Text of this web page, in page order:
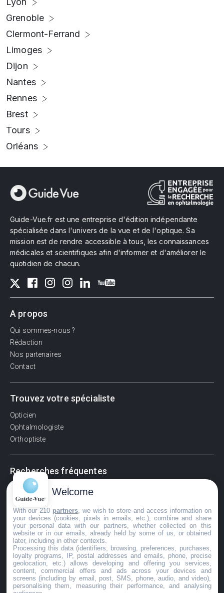
Grenoble
Clermont-Ferrand
Limoges
Dijon
Nantes
Rennes
Brest
Tours
Orléans
Guide-Vue.fr est une entreprise d'édition indépendante
spécialisée dans l'univers de la vue et de l'optique. Sa
mission est de rendre accessible à tous, les connaissances
médicales et scientifiques afin d'informer et d'améliorer le
quotidien de chacun.
A propos
Qui sommes-nous ?
Rédaction
Nos partenaires
Contact
Trouvez votre spécialiste
Opticien
Ophtalmologiste
Orthoptiste
Recherches fréquentes
Pathologies adultes
Signes d'une urgence ophtalmologique
La vision
Acuité visuelle
Myosis / mydriase
Œdème oculaire
©GuideVue2024
Welcome
With our 210 partners , we wish to store and access information on
your devices (cookies, pixels in emails, etc.), combine and share
your personal data with our partners, whether collected on this
website or in our emails, already held by some of us, or obtained
later, including in other contexts.
Processing this data (identifiers, browsing, preferences, purchases,
loyalty programs, IP, postal addresses and emails, phone, precise
geolocation, etc.) allows developing and offering you services,
content, commercial offers and ads across your devices and
screens (including by email, post, SMS, phone, audio, and video),
personalising them, measuring their performance, and analysing